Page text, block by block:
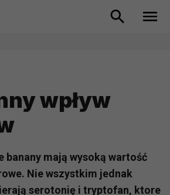
wpływ
banany mają wysoką wartość
Nie wszystkim jednak
serotonię i tryptofan, ktore